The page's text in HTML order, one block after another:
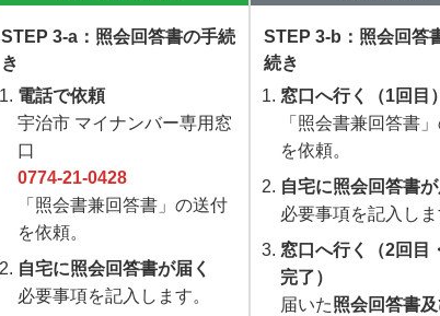
STEP 3-a：照会回答書の手続
き
電話で依頼
宇治市 マイナンバー専用窓
口
0774-21-0428
「照会書兼回答書」の送付
を依頼。
自宅に照会回答書が届く
必要事項を記入します。
STEP 3-b：照会回答
続き
窓口へ行く（1回目）
「照会書兼回答書
を依頼。
自宅に照会回答書が
必要事項を記入しま
窓口へ行く（2回目
完了）
届いた照会回答書